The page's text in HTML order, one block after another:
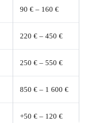
90 € – 160 €
220 € – 450 €
250 € – 550 €
850 € – 1 600 €
+50 € – 120 €